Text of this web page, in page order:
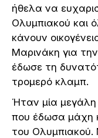
ήθελα να
Ολυμπιακού και
κάνουν
Μαρινάκη για
έδωσε τη
τρομερό κλαμπ.
Ήταν μία μεγάλη
που έδωσα μάχη
του